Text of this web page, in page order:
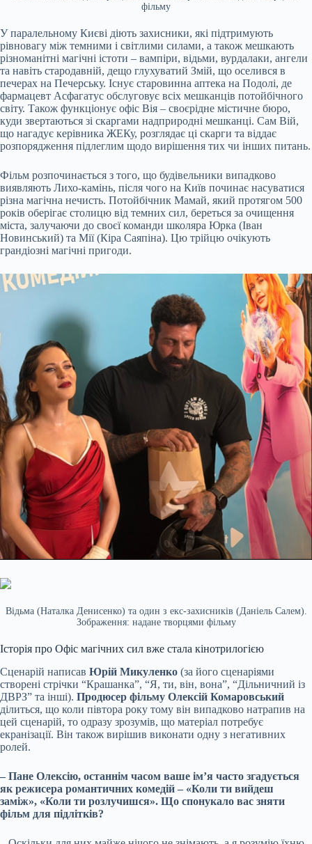
фільму
У паралельному Києві діють захисники, які підтримують
рівновагу між темними і світлими силами, а також мешкають
різноманітні магічні істоти – вампіри, відьми, вурдалаки, ангели
та навіть стародавній, дещо глухуватий Змій, що оселився в
печерах на Печерську. Існує старовинна аптека на Подолі, де
фармацевт Асфагатус обслуговує всіх мешканців потойбічного
світу. Також функціонує офіс Вія – своєрідне містичне бюро,
куди звертаються зі скаргами надприродні мешканці. Сам Вій,
що нагадує керівника ЖЕКу, розглядає ці скарги та віддає
розпорядження підлеглим щодо вирішення тих чи інших питань.
Фільм розпочинається з того, що будівельники випадково
виявляють Лихо-камінь, після чого на Київ починає насуватися
різна магічна нечисть. Потойбічник Мамай, який протягом 500
років оберігає столицю від темних сил, береться за очищення
міста, залучаючи до своєї команди школяра Юрка (Іван
Новинський) та Мії (Кіра Саяпіна). Цю трійцю очікують
грандіозні магічні пригоди.
Відьма (Наталка Денисенко) та один з екс-захисників (Даніель Салем).
Зображення: надане творцями фільму
Історія про Офіс магічних сил вже стала кінотрилогією
Сценарій написав Юрій Микуленко (за його сценаріями
створені стрічки “Крашанка”, “Я, ти, він, вона”, “Дільничний із
ДВРЗ” та інші). Продюсер фільму Олексій Комаровський
ділиться, що коли півтора року тому він випадково натрапив на
цей сценарій, то одразу зрозумів, що матеріал потребує
екранізації. Він також вирішив виконати одну з негативних
ролей.
– Пане Олексію, останнім часом ваше ім’я часто згадується
як режисера романтичних комедій – «Коли ти вийдеш
заміж», «Коли ти розлучишся». Що спонукало вас зняти
фільм для підлітків?